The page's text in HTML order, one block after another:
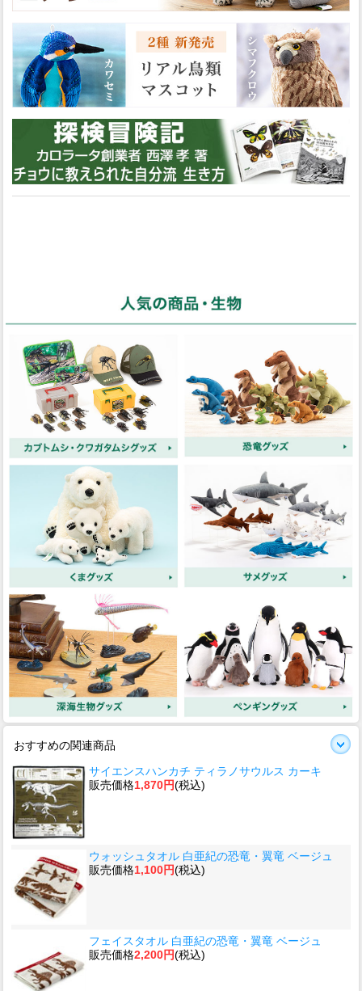
おすすめの関連商品
サイエンスハンカチ ティラノサウルス カーキ
販売価格1,870円(税込)
ウォッシュタオル 白亜紀の恐竜・翼竜 ベージュ
販売価格1,100円(税込)
フェイスタオル 白亜紀の恐竜・翼竜 ベージュ
販売価格2,200円(税込)